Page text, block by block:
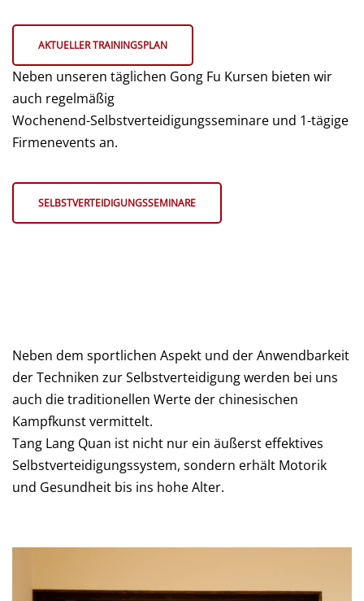
AKTUELLER TRAININGSPLAN
Neben unseren täglichen Gong Fu Kursen bieten wir
auch regelmäßig
Wochenend-Selbstverteidigungsseminare und 1-tägige
Firmenevents an.
SELBSTVERTEIDIGUNGSSEMINARE
Neben dem sportlichen Aspekt und der Anwendbarkeit
der Techniken zur Selbstverteidigung werden bei uns
auch die traditionellen Werte der chinesischen
Kampfkunst vermittelt.
Tang Lang Quan ist nicht nur ein äußerst effektives
Selbstverteidigungssystem, sondern erhält Motorik
und Gesundheit bis ins hohe Alter.